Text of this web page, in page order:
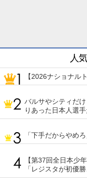
人
【2026ナショナル
バルサやシティだ
りあった日本人選
「下手だからやめ
【第37回全日本少
「レジスタが初優